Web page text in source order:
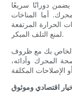
دورانًا سريعًا
أما المناخات
الحرارة المرتفعة
لمنع التلف المبكر.
الخاص بك مع ظروف
المحرك وأدائه،
خيار اقتصادي وموثوق